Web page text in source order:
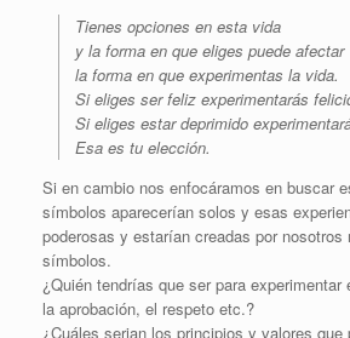
Tienes opciones en esta vida
y la forma en que eliges puede afectar
la forma en que experimentas la vida.
Si eliges ser feliz experimentarás
Si eliges estar deprimido
Esa es tu elección.
Si en cambio nos enfocáramos en buscar
símbolos aparecerían solos y esas
poderosas y estarían creadas por
símbolos.
¿Quién tendrías que ser para
la aprobación, el respeto etc.?
¿Cuáles serian los principios y valores que